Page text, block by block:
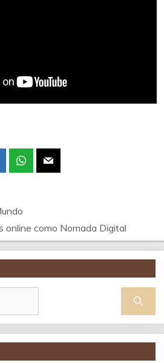
online como Nomada Digital